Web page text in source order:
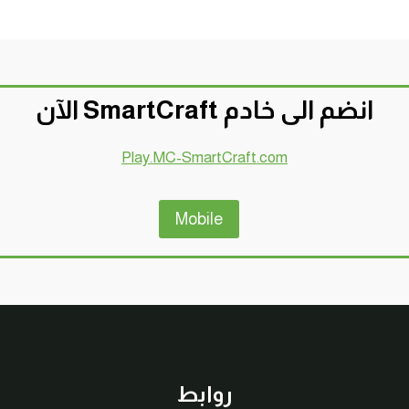
انضم الى خادم SmartCraft الآن
Play.MC-SmartCraft.com
Mobile
روابط